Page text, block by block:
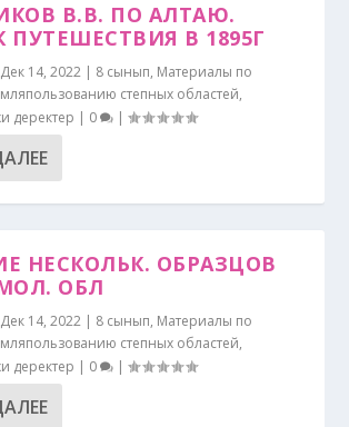
В.В. ПО АЛТАЮ.
В 1895Г
Дек 14, 2022 | 8 сынып, Материалы по
степных областей,
деректер | 0 |
НЕСКОЛЬК. ОБРАЗЦОВ
ОБЛ
Дек 14, 2022 | 8 сынып, Материалы по
степных областей,
деректер | 0 |